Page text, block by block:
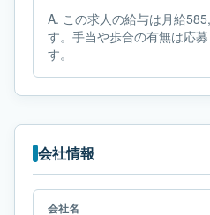
A. この求人の給与は月給
す。手当や歩合の有無は応
す。
会社情報
会社名